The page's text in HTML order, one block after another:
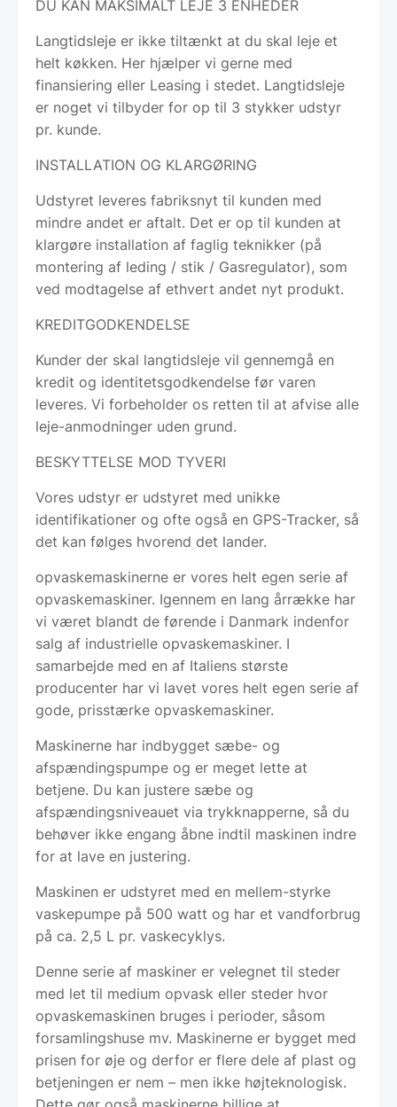
DU KAN MAKSIMALT LEJE 3 ENHEDER
Langtidsleje er ikke tiltænkt at du skal leje et
helt køkken. Her hjælper vi gerne med
finansiering eller Leasing i stedet. Langtidsleje
er noget vi tilbyder for op til 3 stykker udstyr
pr. kunde.
INSTALLATION OG KLARGØRING
Udstyret leveres fabriksnyt til kunden med
mindre andet er aftalt. Det er op til kunden at
klargøre installation af faglig teknikker (på
montering af leding / stik / Gasregulator), som
ved modtagelse af ethvert andet nyt produkt.
KREDITGODKENDELSE
Kunder der skal langtidsleje vil gennemgå en
kredit og identitetsgodkendelse før varen
leveres. Vi forbeholder os retten til at afvise alle
leje-anmodninger uden grund.
BESKYTTELSE MOD TYVERI
Vores udstyr er udstyret med unikke
identifikationer og ofte også en GPS-Tracker, så
det kan følges hvorend det lander.
opvaskemaskinerne er vores helt egen serie af
opvaskemaskiner. Igennem en lang årrække har
vi været blandt de førende i Danmark indenfor
salg af industrielle opvaskemaskiner. I
samarbejde med en af Italiens største
producenter har vi lavet vores helt egen serie af
gode, prisstærke opvaskemaskiner.
Maskinerne har indbygget sæbe- og
afspændingspumpe og er meget lette at
betjene. Du kan justere sæbe og
afspændingsniveauet via trykknapperne, så du
behøver ikke engang åbne indtil maskinen indre
for at lave en justering.
Maskinen er udstyret med en mellem-styrke
vaskepumpe på 500 watt og har et vandforbrug
på ca. 2,5 L pr. vaskecyklys.
Denne serie af maskiner er velegnet til steder
med let til medium opvask eller steder hvor
opvaskemaskinen bruges i perioder, såsom
forsamlingshuse mv. Maskinerne er bygget med
prisen for øje og derfor er flere dele af plast og
betjeningen er nem – men ikke højteknologisk.